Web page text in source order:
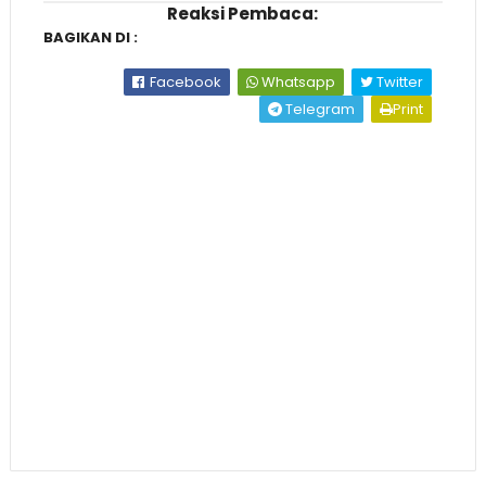
Reaksi Pembaca:
BAGIKAN DI :
Facebook Whatsapp
Twitter
Telegram
Print